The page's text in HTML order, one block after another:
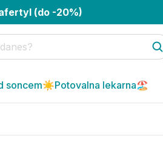
(do -20%)
soncem☀️Potovalna lekarna🏖️